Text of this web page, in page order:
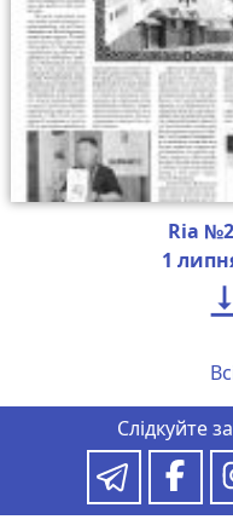
Ria
1

Слідкуйте